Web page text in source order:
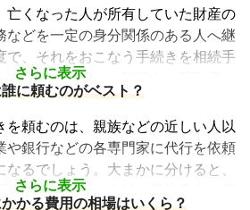
政書士に相続手続きの相談をして
た結果は得られないでしょう。
であれば、相続は税理士試験の必修
ことから資格試験を取る時に選択し
にとっては専門外となります。
続手続きを専門に行っている士業
続きの実績が多数ある士業を選ぶこ
ーズで間違いのない相続手続きのた
重要になります。
積ガイドでは、相続手続きに強い経
さらに表示
亡くなった人が所有していた財産の
などを一定の身分関係のある人へ継
で、それをおこなう手続きを相続手
ます。具体的には預貯金や不動産、
含めた亡くなった人の財産を配偶者
どの相続人に引き継ぐ手続きのこと
手続きが大変と言われるのは、その
続きの多さにあります。加えて役所
に出向くことも多いことから時間も
に頼むのがベスト？
さらに表示
を頼むのは、親族などの近しい人以
や銀行などの各専門家に代行を依頼
なるでしょう。大まかに分けると、
する相続手続き全般は司法書士、戸
かる費用の相場はいくら？